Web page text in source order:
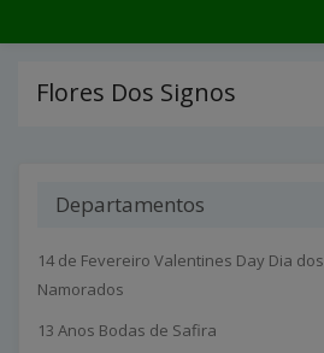
Flores Dos Signos
Departamentos
14 de Fevereiro Valentines Day Dia dos
Namorados
13 Anos Bodas de Safira